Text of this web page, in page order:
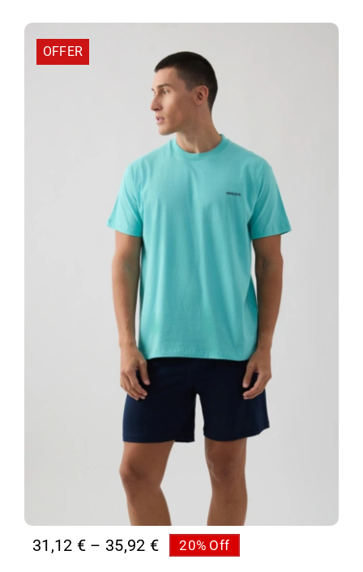
31,12 €.
OFFER
31,12 € – 35,92 €Price20% Off